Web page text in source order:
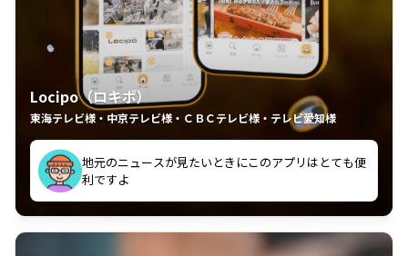
Locipo（ロキポ）
東海テレビ様・中京テレビ様・ＣＢＣテレビ様・テレビ愛知様
中京テレビのおもしろ番組が視聴可能地域外からも見
れるの嬉しいポイント
いつも利用させていただいております！